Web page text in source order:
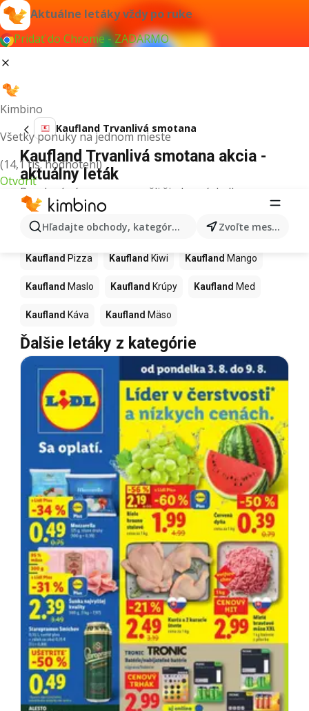
Aktuálne letáky vždy po ruke
Pridať do Chrome - ZADARMO
Kimbino
Všetky ponuky na jednom mieste
(14,1 tis. hodnotení)
Otvoriť
Hľadajte obchody, kategórie, produkty... Zvoľte mesto
Kaufland Trvanlivá smotana
Kaufland Trvanlivá smotana akcia -
aktuálny leták
Pre daný výraz sme nenašli žiadne výsledky.
Ďalšie produkty v obchodoch
Kaufland
Kaufland Pizza Kaufland Kiwi Kaufland Mango
Kaufland Maslo Kaufland Krúpy Kaufland Med
Kaufland Káva Kaufland Mäso
Ďalšie letáky z kategórie